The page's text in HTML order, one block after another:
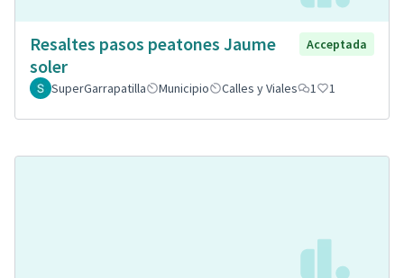
Resaltes pasos peatones Jaume
soler
Acceptada
SuperGarrapatilla Municipio Calles y Viales 1 1